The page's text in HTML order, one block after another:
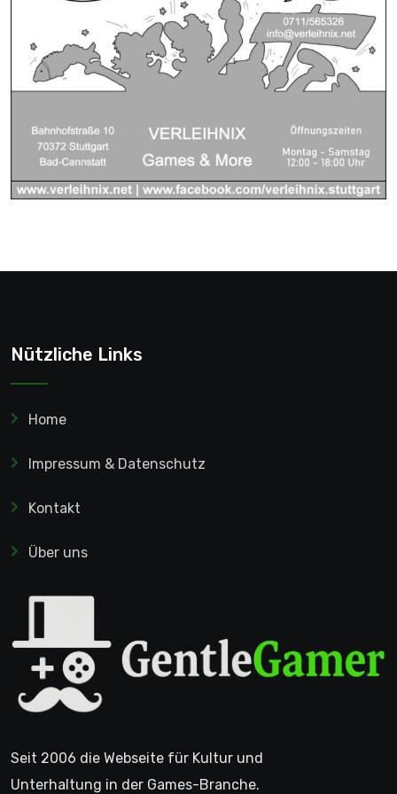
Nützliche Links
Home
Impressum & Datenschutz
Kontakt
Über uns
Seit 2006 die Webseite für Kultur und
Unterhaltung in der Games-Branche.